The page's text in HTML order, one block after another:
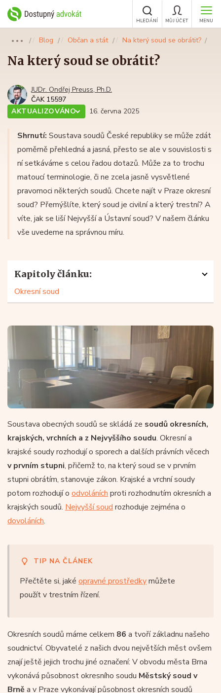
MENU
MŮJ ÚČET
HLEDÁNÍ
●●● Blog Občan a stát Na který soud se obrátit?
Na který soud se obrátit?
JUDr. Ondřej Preuss, Ph.D.
ČAK 15597
AKTUALIZOVÁNO
16. června 2025
Shrnutí: Soustava soudů České republiky se může zdát
poměrně přehledná a jasná, přesto se ale v souvislosti s
ní setkáváme s celou řadou dotazů. Může za to trochu
matoucí terminologie, či ne zcela jasně vysvětlené
pravomoci některých soudů. Chcete najít v Praze okresní
soud? Přemýšlíte, který soud je civilní a který trestní? A
víte, jak se liší Nejvyšší a Ústavní soud? V našem článku
vše uvedeme na správnou míru.
Kapitoly článku:
Okresní soud
Soustava obecných soudů se skládá ze soudů okresních,
krajských, vrchních a z Nejvyššího soudu. Okresní a
krajské soudy rozhodují o sporech a dalších právních věcech
v prvním stupni, přičemž to, na který soud se v prvním
stupni obrátím, stanovuje zákon. Krajské a vrchní soudy
potom rozhodují o odvoláních proti rozhodnutím okresních a
krajských soudů. Nejvyšší soud rozhoduje zejména o
dovoláních.
TIP NA ČLÁNEK
Přečtěte si, jaké opravné prostředkymůžete
použít v trestním řízení.
Okresních soudů máme celkem 86 a tvoří základnu našeho
soudnictví. Obyvatelé z našich dvou největších měst ovšem
znají ještě jejich trochu jiné označení: V obvodu města Brna
vykonává působnost okresního soudu Městský soud v
Brně a v Praze vykonávají působnost okresních soudů